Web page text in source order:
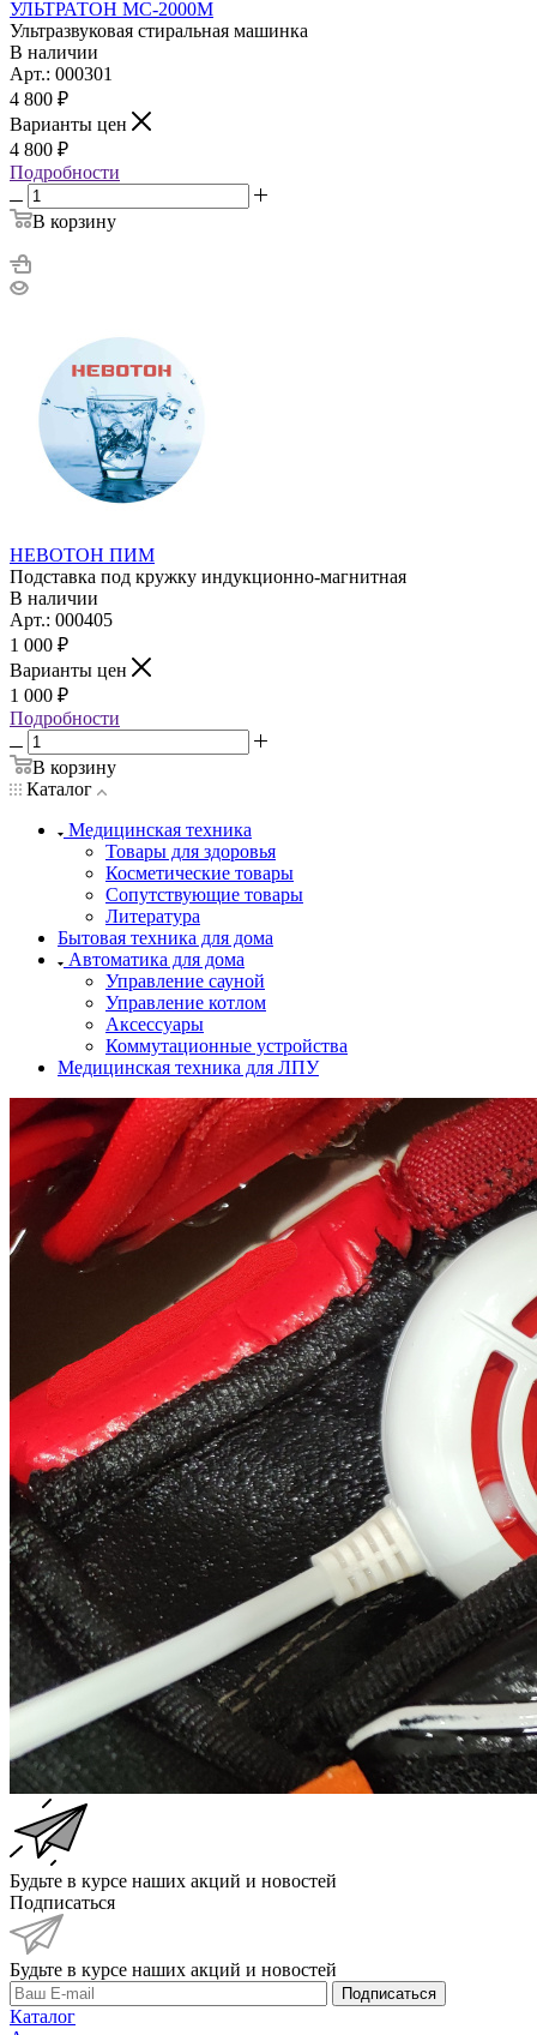
УЛЬТРАТОН МС-2000М
Ультразвуковая стиральная машинка
В наличии
Арт.: 000301
4 800 ₽
Варианты цен
4 800 ₽
Подробности
В корзину
НЕВОТОН ПИМ
Подставка под кружку индукционно-магнитная
В наличии
Арт.: 000405
1 000 ₽
Варианты цен
1 000 ₽
Подробности
В корзину
Каталог
Медицинская техника
Товары для здоровья
Косметические товары
Сопутствующие товары
Литература
Бытовая техника для дома
Автоматика для дома
Управление сауной
Управление котлом
Аксессуары
Коммутационные устройства
Медицинская техника для ЛПУ
Будьте в курсе наших акций и новостей
Подписаться
Будьте в курсе наших акций и новостей
Подписаться
Каталог